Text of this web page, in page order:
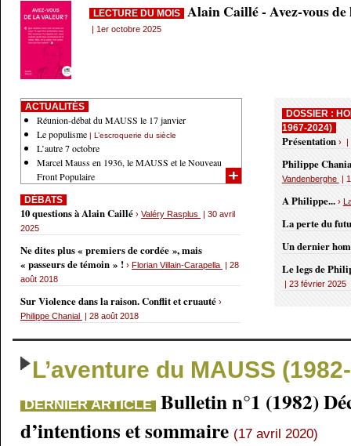
LECTURE DU MOIS Alain Caillé - Avez-vous
| 1er octobre 2025
DOSSIER :
1967-2024)
Présentation › |
Philippe
Vandenberghe |
A Philippe... ›
La perte du
Un dernier
Le legs de
| 23 février 2025
ACTUALITÉS
Réunion-débat du MAUSS le 17 janvier
Le populisme | L’escroquerie du siècle
L’autre 7 octobre
Marcel Mauss en 1936, le MAUSS et le Nouveau
Front Populaire
DÉBATS
10 questions à Alain Caillé › Valéry Rasplus
| 30 avril
2025
Ne dites plus « premiers de cordée », mais
« passeurs de témoin » ! › Florian Villain-Carapella | 28
août 2018
Sur Violence dans la raison. Conflit et cruauté ›
Philippe Chanial | 28 août 2018
L’aventure du MAUSS
DERNIER ARTICLE Bulletin n°1 (1982)
d’intentions et sommaire (17 avril 2020)